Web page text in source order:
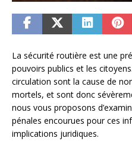
La sécurité routière est une
pouvoirs publics et les
circulation sont la cause de
mortels, et sont donc
nous vous proposons
pénales encourues pour ces
implications juridiques.